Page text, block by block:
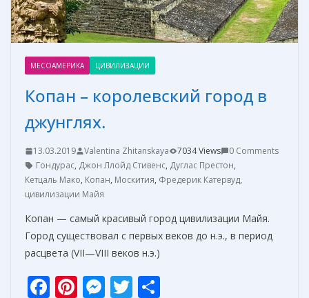
МЕСОАМЕРИКА ЦИВИЛИЗАЦИИ
Копан – королевский город в
джунглях.
13.03.2019 Valentina Zhitanskaya 7034 Views
0 Comments
Гондурас, Джон Ллойд Стивенс, Дуглас Престон,
Кетцаль Мако, Копан, Москития, Фредерик Катервуд,
цивилизации Майя
Копан — самый красивый город цивилизации Майя.
Город существовал с первых веков до н.э., в период
расцвета (VII—VIII веков н.э.)
F Pi M T